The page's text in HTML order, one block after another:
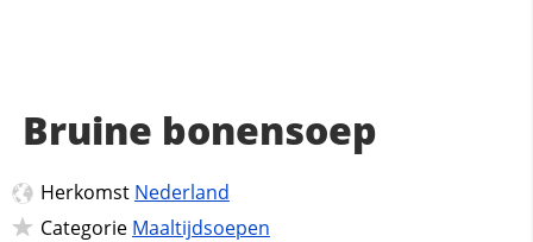
Bruine bonensoep
Herkomst Nederland
Categorie Maaltijdsoepen